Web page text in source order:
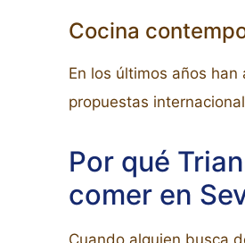
Cocina
En los últimos años
propuestas
Por qué
comer en